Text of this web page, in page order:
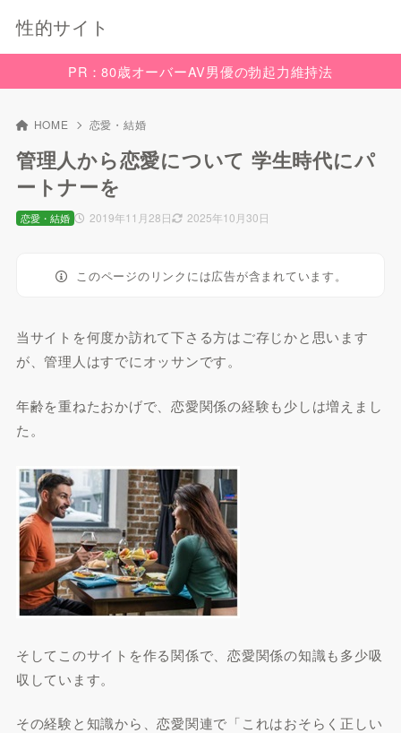
性的サイト
PR：80歳オーバーAV男優の勃起力維持法
HOME 恋愛・結婚
管理人から恋愛について 学生時代にパ
ートナーを
2019年11月28日 2025年10月30日
恋愛・結婚
このページのリンクには広告が含まれています。
当サイトを何度か訪れて下さる方はご存じかと思います
が、管理人はすでにオッサンです。
年齢を重ねたおかげで、恋愛関係の経験も少しは増えまし
た。
そしてこのサイトを作る関係で、恋愛関係の知識も多少吸
収しています。
その経験と知識から、恋愛関連で「これはおそらく正しい